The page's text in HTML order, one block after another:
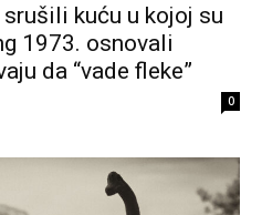
kuću u kojoj su
1973. osnovali
da “vade fleke”
0